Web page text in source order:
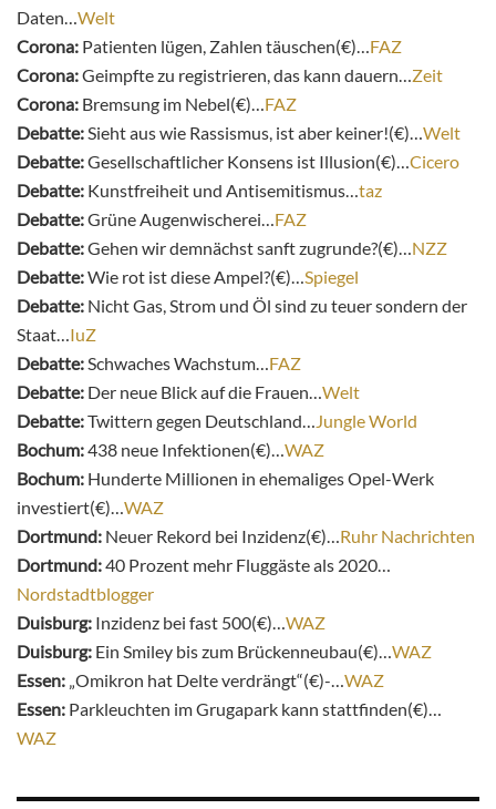
Daten… Welt
Corona: Patienten lügen, Zahlen täuschen(€)… FAZ
Corona:Geimpfte zu registrieren, das kann dauern… Zeit
Corona: Bremsung im Nebel(€)… FAZ
Debatte: Sieht aus wie Rassismus, ist aber keiner!(€)… Welt
Debatte:Gesellschaftlicher Konsens ist Illusion(€)… Cicero
Debatte: Kunstfreiheit und Antisemitismus… taz
Debatte:Grüne Augenwischerei… FAZ
Debatte:Gehen wir demnächst sanft zugrunde?(€)… NZZ
Debatte:Wie rot ist diese Ampel?(€)… Spiegel
Debatte: Nicht Gas, Strom und Öl sind zu teuer sondern der
Staat… IuZ
Debatte: Schwaches Wachstum… FAZ
Debatte: Der neue Blick auf die Frauen… Welt
Debatte:Twittern gegen Deutschland…
Jungle World
Bochum:438 neue Infektionen(€)… WAZ
Bochum: Hunderte Millionen in ehemaliges Opel-Werk
investiert(€)… WAZ
Dortmund: Neuer Rekord bei Inzidenz(€)… Ruhr Nachrichten
Dortmund:40 Prozent mehr Fluggäste als 2020…
Nordstadtblogger
Duisburg: Inzidenz bei fast 500(€)… WAZ
Duisburg: Ein Smiley bis zum Brückenneubau(€)… WAZ
Essen: „Omikron hat Delte verdrängt“(€)-… WAZ
Essen: Parkleuchten im Grugapark kann stattfinden(€)…
WAZ